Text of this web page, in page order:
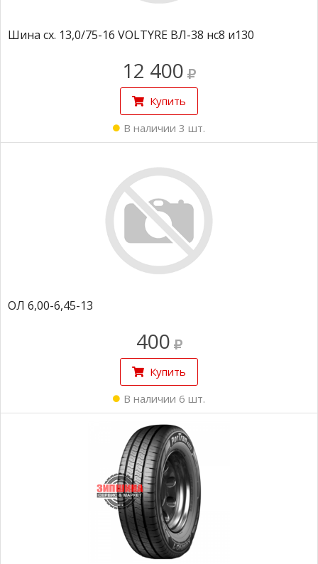
Шина сх. 13,0/75-16 VOLTYRE ВЛ-38 нс8 и130
12 400
Купить
В наличии 3 шт.
ОЛ 6,00-6,45-13
400
Купить
В наличии 6 шт.